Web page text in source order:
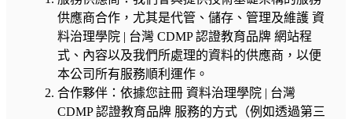
供應商合作，尤其是代管、儲存、管理及維護 資
料治理學院 | 台灣 CDMP 認證教育品牌 網站程
式、內容以及我們所處理的資料的供應商，以便
本公司所有服務順利運作。
合作夥伴：依據您註冊 資料治理學院 | 台灣
CDMP 認證教育品牌 服務的方式（例如透過第三